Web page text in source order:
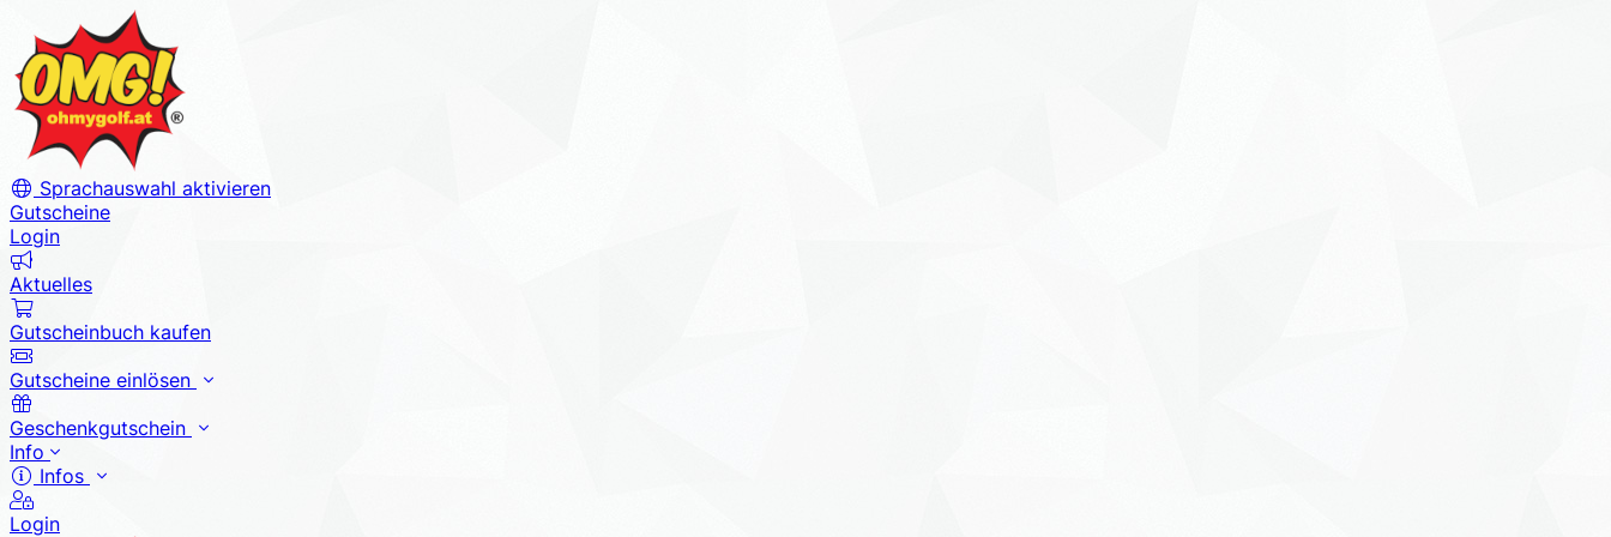
Sprachauswahl aktivieren
Gutscheine
Login
Aktuelles
Gutscheinbuch kaufen
Gutscheine einlösen
Geschenkgutschein
Info
Infos
Login